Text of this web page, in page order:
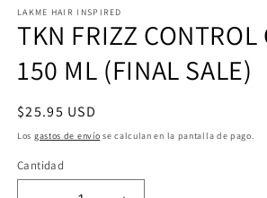
multimedia
1
ventana
modal
LAKME HAIR INSPIRED
TKN FRIZZ CONTROL
150 ML (FINAL SALE)
Precio
habitual
$25.95 USD
Los gastos de envío se calculan en la pantalla de pago.
Cantidad